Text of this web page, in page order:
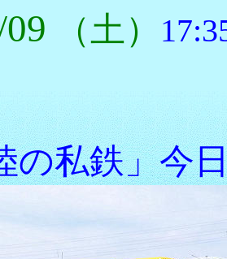
（土）
の私鉄」今